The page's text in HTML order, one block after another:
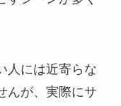
人には近寄らな
んが、実際にサ